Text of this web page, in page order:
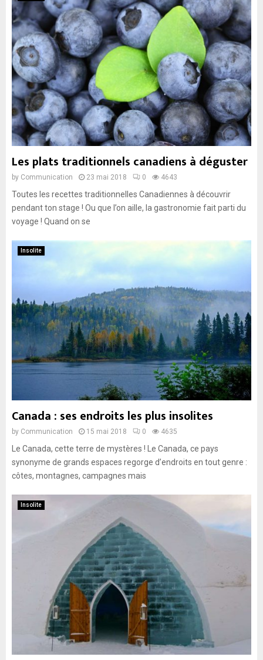
Les plats traditionnels canadiens à déguster
by Communication 23 mai 2018 0 4643
Toutes les recettes traditionnelles Canadiennes à découvrir
pendant ton stage ! Ou que l’on aille, la gastronomie fait parti du
voyage ! Quand on se
Insolite
Canada : ses endroits les plus insolites
by Communication 15 mai 2018 0 4635
Le Canada, cette terre de mystères ! Le Canada, ce pays
synonyme de grands espaces regorge d’endroits en tout genre :
côtes, montagnes, campagnes mais
Insolite